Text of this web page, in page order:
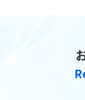
Blogホームページ